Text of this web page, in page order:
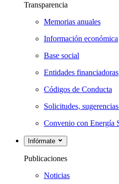
Transparencia
Memorias anuales
Información económica
Base social
Entidades financiadoras
Códigos de Conducta
Solicitudes,
Convenio con Energía
Infórmate
Publicaciones
Noticias